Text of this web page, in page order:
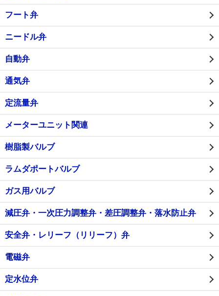
フート弁
ニードル弁
自動弁
通気弁
定流量弁
メーターユニット関連
樹脂製バルブ
ラムダポートバルブ
ガス用バルブ
減圧弁・一次圧力調整弁・差圧調整弁・落水防止弁
安全弁・レリーフ（リリーフ）弁
電磁弁
定水位弁